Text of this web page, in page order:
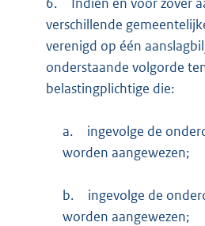
verschillende
verenigd op één
onderstaande volgorde
belastingplichtige die:
a.
ingevolge de
worden aangewezen;
b.
ingevolge de
worden aangewezen;